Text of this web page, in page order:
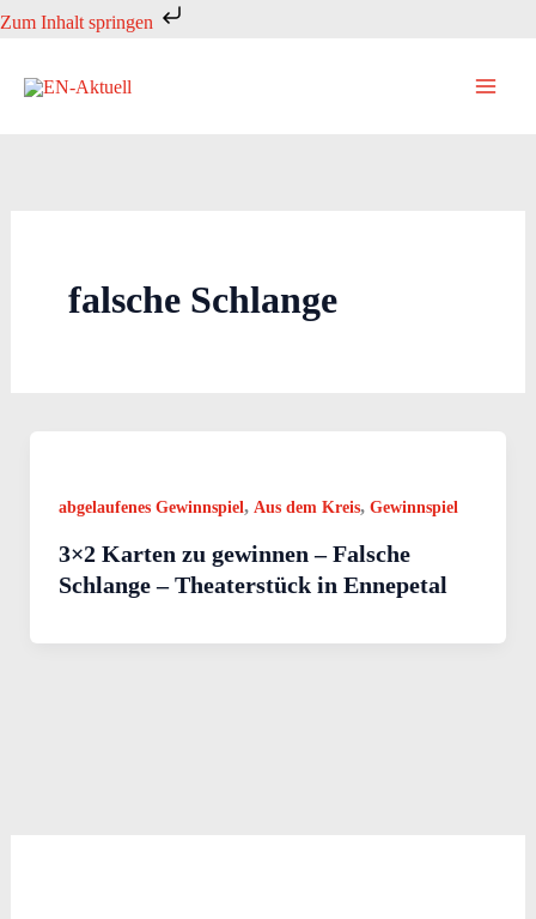
Zum Inhalt springen
Zum
springen
falsche Schlange
abgelaufenes Gewinnspiel, Aus dem Kreis, Gewinnspiel
3×2 Karten zu gewinnen – Falsche
Schlange – Theaterstück in Ennepetal